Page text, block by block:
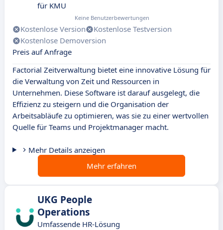
für KMU
Keine Benutzerbewertungen
Kostenlose Version
Kostenlose Testversion
Kostenlose Demoversion
Preis auf Anfrage
Factorial Zeitverwaltung bietet eine innovative Lösung für
die Verwaltung von Zeit und Ressourcen in
Unternehmen. Diese Software ist darauf ausgelegt, die
Effizienz zu steigern und die Organisation der
Arbeitsabläufe zu optimieren, was sie zu einer wertvollen
Quelle für Teams und Projektmanager macht.
Mehr Details anzeigen
Mehr erfahren
UKG People
Operations
Umfassende HR-Lösung